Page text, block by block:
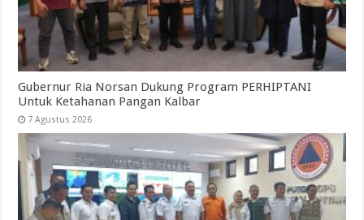
Gubernur Ria Norsan Dukung Program PERHIPTANI
Untuk Ketahanan Pangan Kalbar
7 Agustus 2026